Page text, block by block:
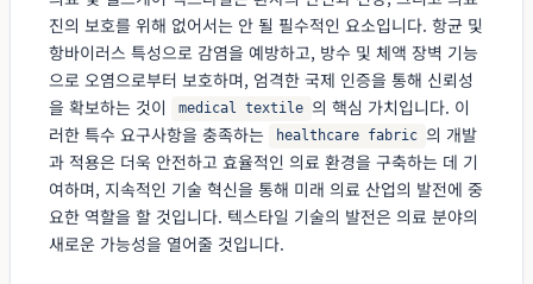
진의 보호를 위해 없어서는 안 될 필수적인 요소입니다. 항균 및
항바이러스 특성으로 감염을 예방하고, 방수 및 체액 장벽 기능
으로 오염으로부터 보호하며, 엄격한 국제 인증을 통해 신뢰성
을 확보하는 것이
medical textile 의 핵심 가치입니다. 이
러한 특수 요구사항을 충족하는
healthcare fabric 의 개발
과 적용은 더욱 안전하고 효율적인 의료 환경을 구축하는 데 기
여하며, 지속적인 기술 혁신을 통해 미래 의료 산업의 발전에 중
요한 역할을 할 것입니다. 텍스타일 기술의 발전은 의료 분야의
새로운 가능성을 열어줄 것입니다.